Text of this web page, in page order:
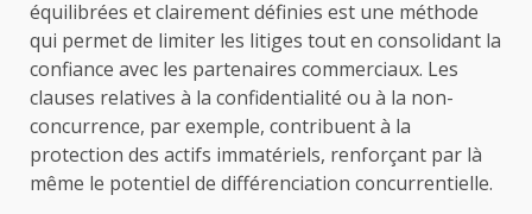
équilibrées et clairement définies est une méthode
qui permet de limiter les litiges tout en consolidant la
confiance avec les partenaires commerciaux. Les
clauses relatives à la confidentialité ou à la non-
concurrence, par exemple, contribuent à la
protection des actifs immatériels, renforçant par là
même le potentiel de différenciation concurrentielle.